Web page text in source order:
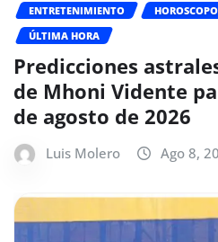
ENTRETENIMIENTO HOROSCOPO
ÚLTIMA HORA
Predicciones
de Mhoni Vidente
de agosto de 2026
Luis Molero Ago 8,